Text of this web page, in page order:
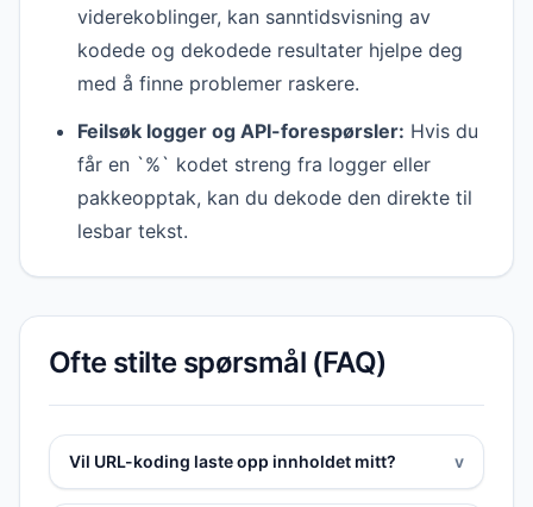
viderekoblinger, kan sanntidsvisning av
kodede og dekodede resultater hjelpe deg
med å finne problemer raskere.
Feilsøk logger og API-forespørsler: Hvis du
får en `%` kodet streng fra logger eller
pakkeopptak, kan du dekode den direkte til
lesbar tekst.
Ofte stilte spørsmål (FAQ)
Vil URL-koding laste opp innholdet mitt? v